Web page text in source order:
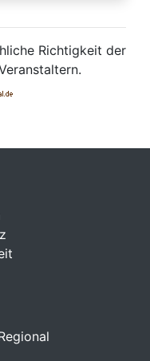
Richtigkeit der
nach oben